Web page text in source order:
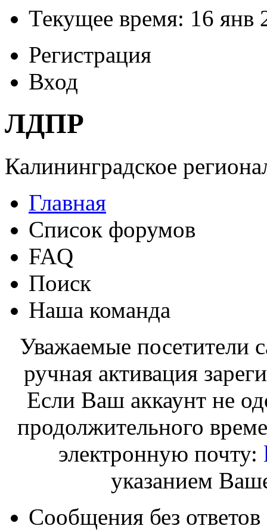
Текущее время: 16 янв
Регистрация
Вход
ЛДПР
Калининградское
Главная
Список форумов
FAQ
Поиск
Наша команда
Уважаемые посетители
ручная активация
Если Ваш аккаунт не
продолжительного
электронную почту:
указанием
Сообщения без